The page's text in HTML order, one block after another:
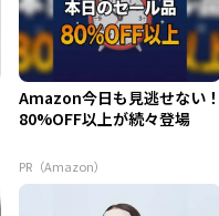
Amazon今日も見逃せない！
80%OFF以上が続々登場
PR（Amazon）